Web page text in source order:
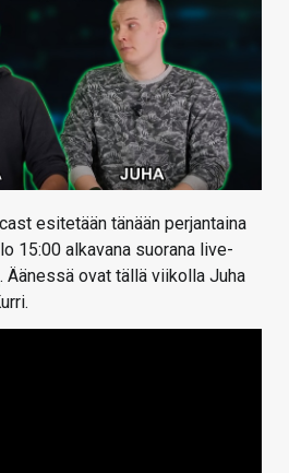
esitetään tänään perjantaina
15:00 alkavana suorana live-
. Äänessä ovat tällä viikolla Juha